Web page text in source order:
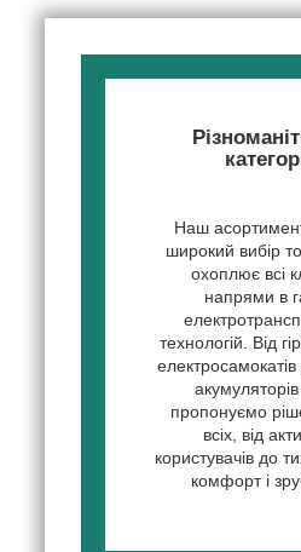
Наш
широкий вибір
охоплює всі
напрями в
технологій. Від
електросамокатів
пропонуємо
всіх, від
користувачів до
комфорт і